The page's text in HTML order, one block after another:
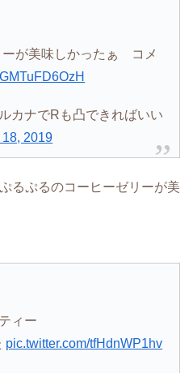
ーが美味しかったぁ コメ
カナでRも凸できればいい
2019
るぷるのコーヒーゼリーが美
ィー
pic.twitter.com/tfHdnWP1hv